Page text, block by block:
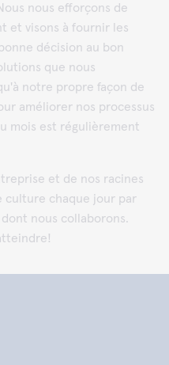
nous efforçons de
et visons à fournir les
décision au bon
que nous
notre propre façon de
améliorer nos processus
mois est régulièrement
et de nos racines
culture chaque jour par
nous collaborons.